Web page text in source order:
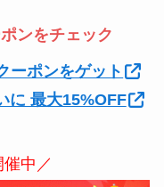
ンをチェック
ーポンをゲット
に 最大15%OFF
中／